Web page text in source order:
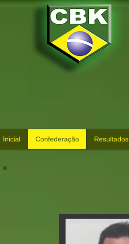
Inicial Confederação Resultados